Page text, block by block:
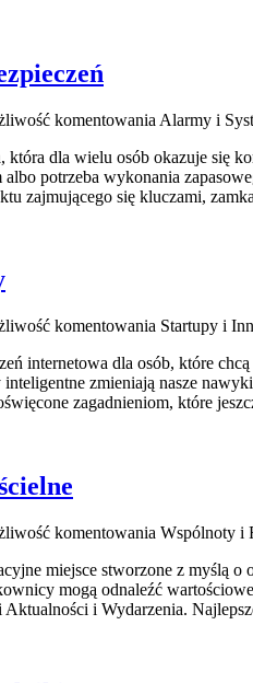
komentowania Alarmy i
która dla wielu osób okazuje się
potrzeba wykonania
zajmującego się kluczami,
komentowania Startupy i
internetowa dla osób, które
zmieniają nasze
zagadnieniom, które
komentowania Wspólnoty i
miejsce stworzone z myślą
mogą odnaleźć
i Wydarzenia.